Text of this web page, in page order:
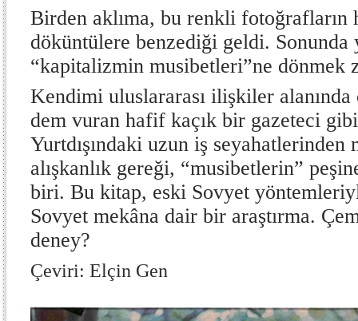
Birden aklıma, bu renkli fotoğrafların
döküntülere benzediği geldi.
“kapitalizmin musibetleri”ne dönmek
Kendimi uluslararası ilişkiler alanında
dem vuran hafif kaçık bir gazeteci
Yurtdışındaki uzun iş seyahatlerinden
alışkanlık gereği, “musibetlerin”
biri. Bu kitap, eski Sovyet
Sovyet mekâna dair bir araştırma.
deney?
Çeviri: Elçin Gen